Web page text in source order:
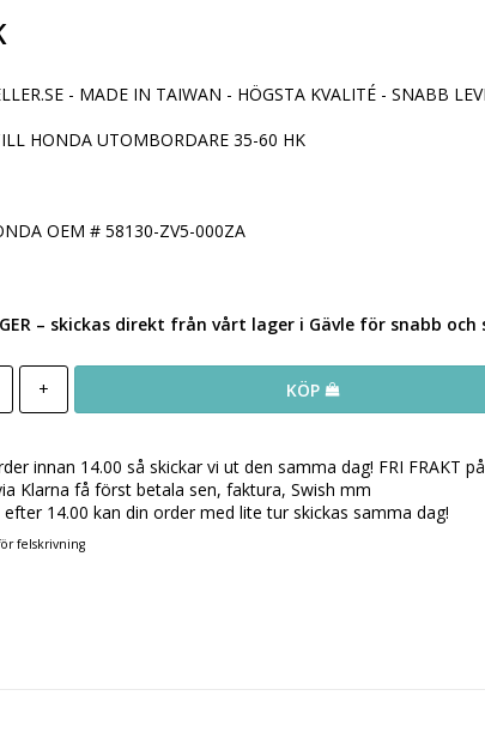
- MADE IN TAIWAN - HÖGSTA KVALITÉ - SNABB
HONDA UTOMBORDARE 35-60 HK
OEM # 58130-ZV5-000ZA
– skickas direkt från vårt lager i Gävle för snabb och
+ KÖP
innan 14.00 så skickar vi ut den samma dag! FRI FRAKT
Klarna få först betala sen, faktura, Swish mm
efter 14.00 kan din order med lite tur skickas samma dag!
felskrivning